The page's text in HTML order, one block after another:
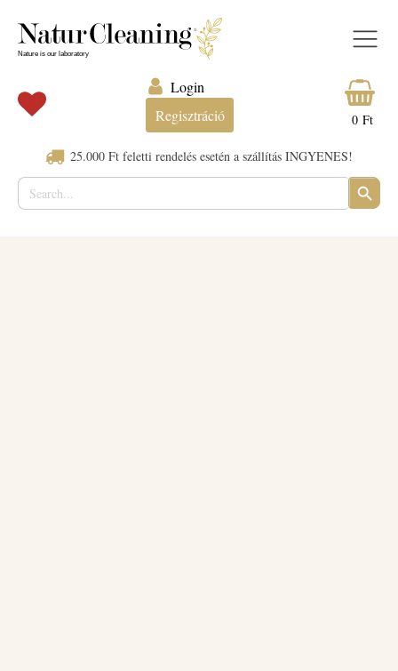
25.000 Ft feletti rendelés esetén a szállítás INGYENES!
Search
for:
SEARCH
BUTTON
Login
Regisztráció
0 Ft